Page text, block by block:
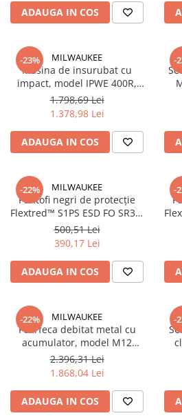
autonivelante si pardoseli
industriale
Zidarie
Buiandrugi
Caramizi
Scule electrice, unelte si accesorii
Scule electrice
Masini de gaurit si insurubat
Ferastraie circulare
Generatoare
Accesorii electrice
Amestecatoare electrice
Scule de mana
Surubelnite, clesti si chei
Dalti, spituri, leviere
Cuttere, cutite si foarfece
Fierastraie
Accesorii si consumabile
Accesorii pentru polizare, slefuire
si frezare
Biti
ADAUGA IN COS
-23% MILWAUKEE
Masina de insurubat cu
impact, model IPWE 400R,
725W, 400Nm, 4933451524
Milwaukee, MILWAUKEE
1.798,69 Lei
1.378,98 Lei
ADAUGA IN COS
-
-22% MILWAUKEE
Pantofi negri de protecție
Flextred™ S1PS ESD FO SR39,
mărimea 39/6, (4932493691)
500,51 Lei
390,17 Lei
ADAUGA IN COS
-
-22% MILWAUKEE
Foarfeca debitat metal cu
acumulator, model M12
FNB16-0X, 1.6mm,
4933479618 Milwaukee,
MILWAUKEE
2.396,31 Lei
1.868,04 Lei
ADAUGA IN COS
-